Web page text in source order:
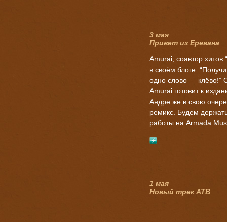
3 мая
Привет из Еревана
Amurai, соавтор хитов
в своём блоге:
одно слово — клёво!”
Amurai готовит к
Андре же в свою
ремикс. Будем
работы на Armada
1 мая
Новый трек ATB